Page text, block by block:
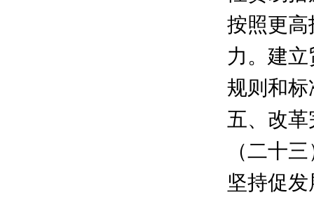
按照更
力。建
规则和
五、改
（二十
坚持促